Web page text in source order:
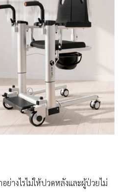
ย่างไรไม่ให้ปวดหลังและผู้ป่วยไม่